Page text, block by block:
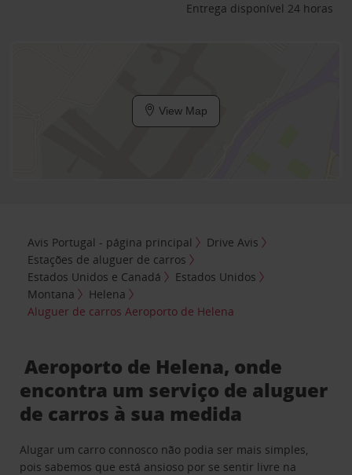
Entrega disponível 24 horas
View Map
Avis Portugal - página principal
Drive Avis
Estações de aluguer de carros
Estados Unidos e Canadá
Estados Unidos
Montana
Helena
Aluguer de carros Aeroporto de Helena
Aeroporto de Helena, onde
encontra um serviço de aluguer
de carros à sua medida
Alugar um carro connosco não podia ser mais simples,
pois sabemos que está ansioso por se sentir livre na